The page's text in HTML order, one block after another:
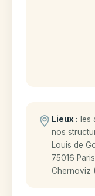
Lieux : les
nos
Louis de
75016
Chernoviz